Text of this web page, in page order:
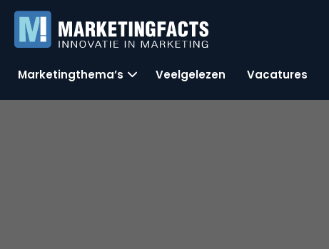
Marketingthema’s Veelgelezen Vacatures